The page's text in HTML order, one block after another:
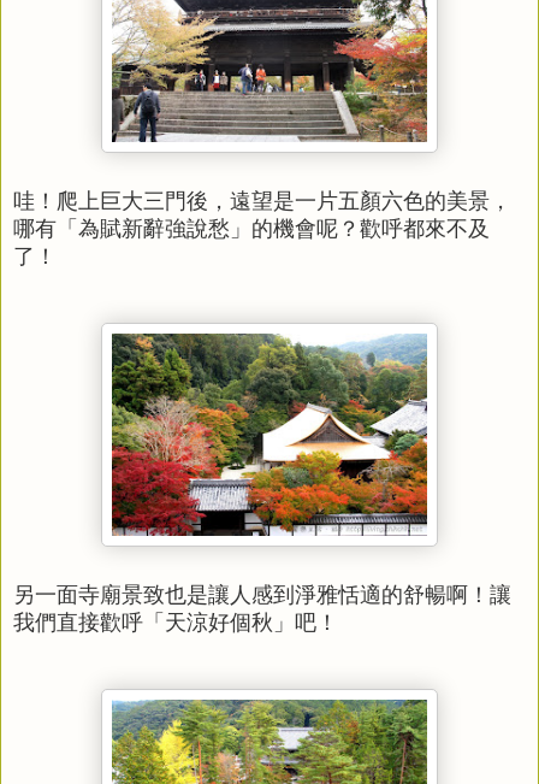
哇！爬上巨大三門後，遠望是一片五顏六色的美景，
哪有「為賦新辭強說愁」的機會呢？歡呼都來不及
了！
另一面寺廟景致也是讓人感到淨雅恬適的舒暢啊！讓
我們直接歡呼「天涼好個秋」吧！